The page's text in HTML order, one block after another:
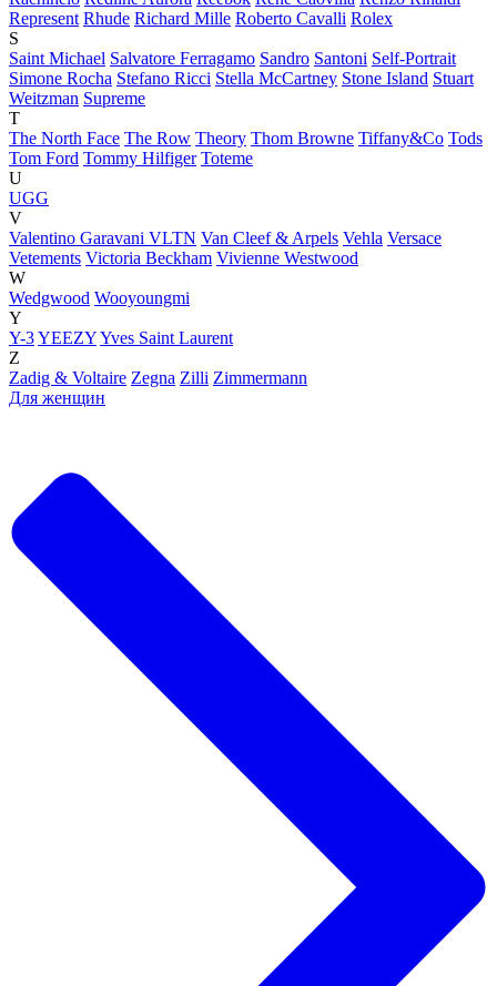
Represent Rhude Richard Mille Roberto Cavalli Rolex
S
Saint Michael Salvatore Ferragamo Sandro Santoni Self-Portrait
Simone Rocha Stefano Ricci Stella McCartney Stone Island Stuart
Weitzman Supreme
T
The North Face The Row Theory Thom Browne Tiffany&Co Tods
Tom Ford Tommy Hilfiger Toteme
U
UGG
V
Valentino Garavani VLTN Van Cleef & Arpels Vehla Versace
Vetements Victoria Beckham Vivienne Westwood
W
Wedgwood Wooyoungmi
Y
Y-3YEEZYYves Saint Laurent
Z
Zadig & Voltaire Zegna Zilli Zimmermann
Для женщин